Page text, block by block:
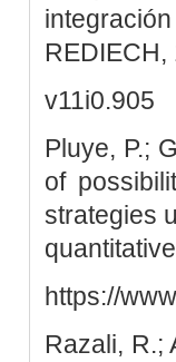
v11i0.905
Pluye, P.;
of
strategies
https://
Razali, R.;